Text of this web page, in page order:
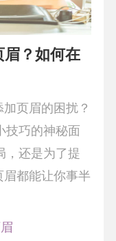
眉？如何在
页眉的困扰？
技巧的神秘面
，还是为了提
眉都能让你事半